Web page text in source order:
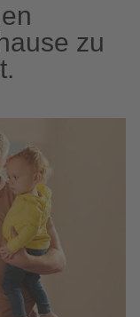
zu